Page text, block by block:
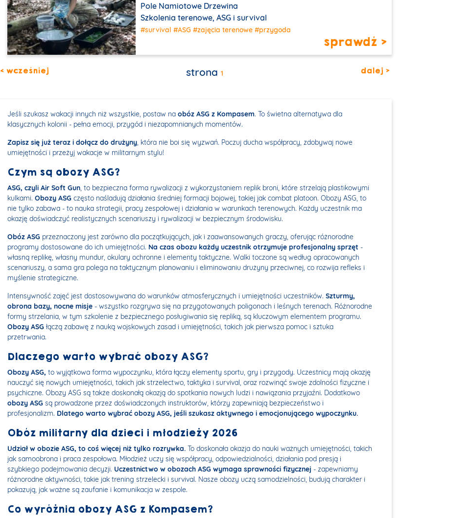
Pole Namiotowe Drzewina
Szkolenia terenowe, ASG i survival
#survival #ASG #zajęcia terenowe #przygoda
sprawdź >
< wcześniej strona 1 dalej >
Jeśli szukasz wakacji innych niż wszystkie, postaw na obóz ASG z Kompasem. To świetna alternatywa dla
klasycznych kolonii - pełna emocji, przygód i niezapomnianych momentów.
Zapisz się już teraz i dołącz do drużyny, która nie boi się wyzwań. Poczuj ducha współpracy, zdobywaj nowe
umiejętności i przeżyj wakacje w militarnym stylu!
Czym są obozy ASG?
ASG, czyli Air Soft Gun, to bezpieczna forma rywalizacji z wykorzystaniem replik broni, które strzelają plastikowymi
kulkami. Obozy ASG często naśladują działania średniej formacji bojowej, takiej jak combat platoon. Obozy ASG, to
nie tylko zabawa - to nauka strategii, pracy zespołowej i działania w warunkach terenowych. Każdy uczestnik ma
okazję doświadczyć realistycznych scenariuszy i rywalizacji w bezpiecznym środowisku.
Obóz ASG przeznaczony jest zarówno dla początkujących, jak i zaawansowanych graczy, oferując różnorodne
programy dostosowane do ich umiejętności. Na czas obozu każdy uczestnik otrzymuje profesjonalny sprzęt -
własną replikę, własny mundur, okulary ochronne i elementy taktyczne. Walki toczone są według opracowanych
scenariuszy, a sama gra polega na taktycznym planowaniu i eliminowaniu drużyny przeciwnej, co rozwija refleks i
myślenie strategiczne.
Intensywność zajęć jest dostosowywana do warunków atmosferycznych i umiejętności uczestników. Szturmy,
obrona bazy, nocne misje - wszystko rozgrywa się na przygotowanych poligonach i leśnych terenach. Różnorodne
formy strzelania, w tym szkolenie z bezpiecznego posługiwania się repliką, są kluczowym elementem programu.
Obozy ASG łączą zabawę z nauką wojskowych zasad i umiejętności, takich jak pierwsza pomoc i sztuka
przetrwania.
Dlaczego warto wybrać obozy ASG?
Obozy ASG, to wyjątkowa forma wypoczynku, która łączy elementy sportu, gry i przygody. Uczestnicy mają okazję
nauczyć się nowych umiejętności, takich jak strzelectwo, taktyka i survival, oraz rozwinąć swoje zdolności fizyczne i
psychiczne. Obozy ASG są także doskonałą okazją do spotkania nowych ludzi i nawiązania przyjaźni. Dodatkowo
obozy ASG są prowadzone przez doświadczonych instruktorów, którzy zapewniają bezpieczeństwo i
profesjonalizm. Dlatego warto wybrać obozy ASG, jeśli szukasz aktywnego i emocjonującego wypoczynku.
Obóz militarny dla dzieci i młodzieży 2026
Udział w obozie ASG, to coś więcej niż tylko rozrywka. To doskonała okazja do nauki ważnych umiejętności, takich
jak samoobrona i praca zespołowa. Młodzież uczy się współpracy, odpowiedzialności, działania pod presją i
szybkiego podejmowania decyzji. Uczestnictwo w obozach ASG wymaga sprawności fizycznej - zapewniamy
różnorodne aktywności, takie jak trening strzelecki i survival. Nasze obozy uczą samodzielności, budują charakter i
pokazują, jak ważne są zaufanie i komunikacja w zespole.
Co wyróżnia obozy ASG z Kompasem?